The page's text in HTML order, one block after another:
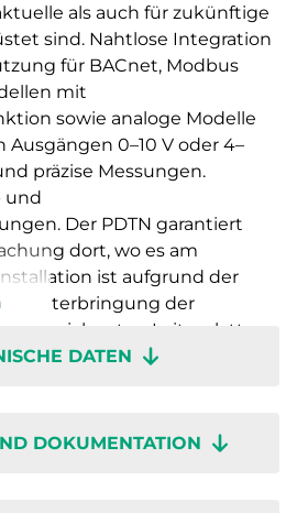
als auch für zukünftige
sind. Nahtlose Integration
für BACnet, Modbus
mit
sowie analoge Modelle
0–10 V oder 4–
präzise Messungen.
und
Der PDTN garantiert
dort, wo es am
ist aufgrund der
Unterbringung der
Leiterplatten
Drehschalter mühelos
Sie sich auf die Leistung statt
DATEN
DOKUMENTATION